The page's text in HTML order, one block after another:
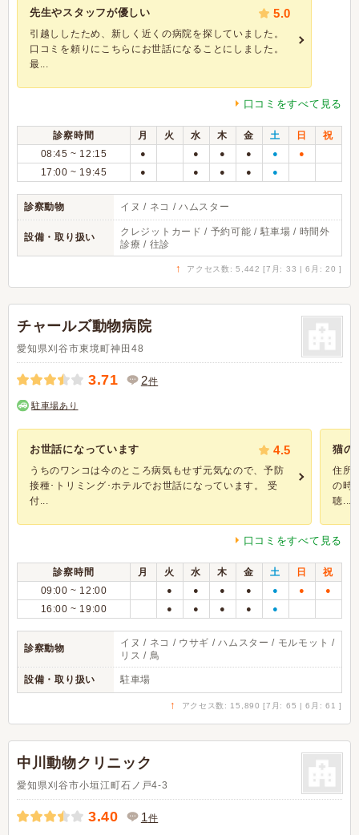
先生やスタッフが優しい 5.0
引越ししたため、新しく近くの病院を探していました。
口コミを頼りにこちらにお世話になることにしました。
最...
口コミをすべて見る
診察時間 月 火 水 木 金 土 日
祝
08:45 ~ 12:15
● ● ● ● ● ●
17:00 ~ 19:45 ● ● ● ● ●
診察動物 イヌ / ネコ / ハムスター
設備・取り扱い
クレジットカード / 予約可能 / 駐車場 / 時間外
診療 / 往診
↑ アクセス数: 5,442 [7月: 33 | 6月: 20 ]
チャールズ動物病院
愛知県刈谷市東境町神田48
3.71 2件
駐車場あり
お世話になっています 4.5
うちのワンコは今のところ病気もせず元気なので、予防
接種･トリミング･ホテルでお世話になっています。 受
付...
猫の
住所
の時
聴...
口コミをすべて見る
診察時間 月 火 水 木 金 土 日
祝
09:00 ~ 12:00
● ● ● ● ● ● ●
16:00 ~ 19:00 ● ● ● ● ●
診察動物
イヌ / ネコ / ウサギ / ハムスター / モルモット /
リス / 鳥
設備・取り扱い 駐車場
↑ アクセス数: 15,890 [7月: 65 | 6月: 61 ]
中川動物クリニック
愛知県刈谷市小垣江町石ノ戸4-3
3.40 1件